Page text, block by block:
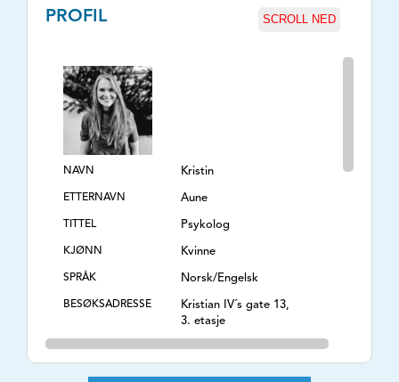
PROFIL SCROLL NED
NAVN Kristin
ETTERNAVN Aune
TITTEL Psykolog
KJØNN Kvinne
SPRÅK Norsk/Engelsk
BESØKSADRESSE
Kristian IV´s gate 13,
3. etasje